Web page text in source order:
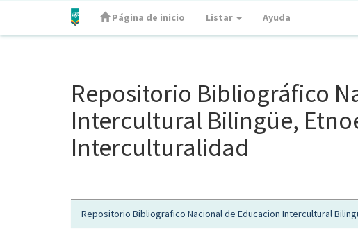
Página de inicio Listar Ayuda
Repositorio Bibliográfico
Intercultural Bilingüe,
Interculturalidad
Repositorio Bibliografico Nacional de Educacion Intercultural